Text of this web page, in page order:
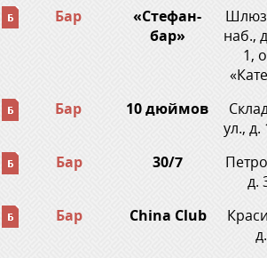
Бар
«Стефан-
бар»
наб.,
1,
Бар
10 дюймов
ул., д.
Бар
30/7
д.
Бар
China Club